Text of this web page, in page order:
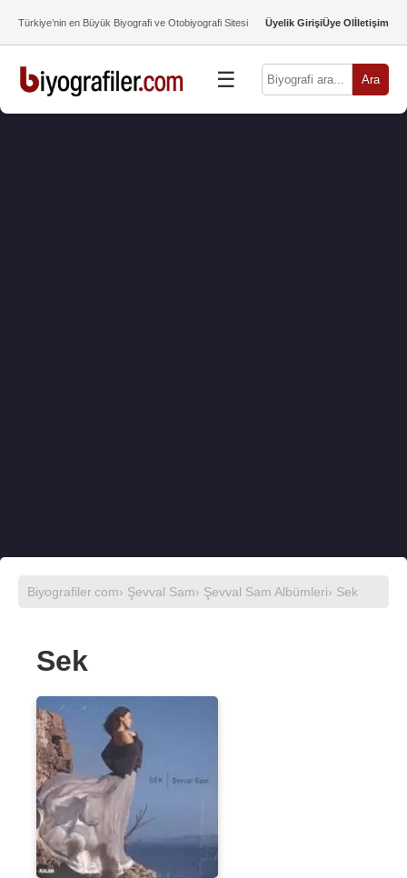
Türkiye’nin en Büyük Biyografi ve Otobiyografi Sitesi Üyelik GirişiÜye Olİletişim
☰ Ara
Biyografiler.com› Şevval Sam› Şevval Sam Albümleri› Sek
Sek